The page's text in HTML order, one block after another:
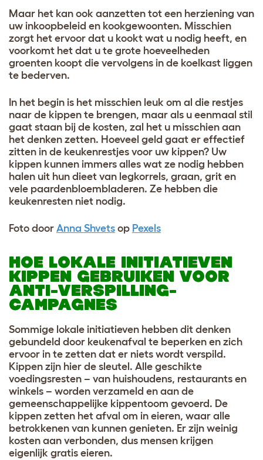
Maar het kan ook aanzetten tot een herziening van
uw inkoopbeleid en kookgewoonten. Misschien
zorgt het ervoor dat u kookt wat u nodig heeft, en
voorkomt het dat u te grote hoeveelheden
groenten koopt die vervolgens in de koelkast liggen
te bederven.
In het begin is het misschien leuk om al die restjes
naar de kippen te brengen, maar als u eenmaal stil
gaat staan bij de kosten, zal het u misschien aan
het denken zetten. Hoeveel geld gaat er effectief
zitten in de keukenrestjes voor uw kippen? Uw
kippen kunnen immers alles wat ze nodig hebben
halen uit hun dieet van legkorrels, graan, grit en
vele paardenbloembladeren. Ze hebben die
keukenresten niet nodig.
Foto door Anna Shvets op Pexels
HOE LOKALE INITIATIEVEN
KIPPEN GEBRUIKEN VOOR
ANTI-VERSPILLING-
CAMPAGNES
Sommige lokale initiatieven hebben dit denken
gebundeld door keukenafval te beperken en zich
ervoor in te zetten dat er niets wordt verspild.
Kippen zijn hier de sleutel. Alle geschikte
voedingsresten – van huishoudens, restaurants en
winkels – worden verzameld en aan de
gemeenschappelijke kippentoom gevoerd. De
kippen zetten het afval om in eieren, waar alle
betrokkenen van kunnen genieten. Er zijn weinig
kosten aan verbonden, dus mensen krijgen
eigenlijk gratis eieren.